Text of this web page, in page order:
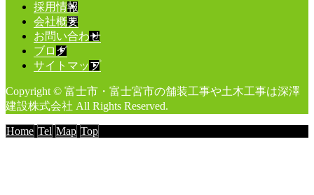
採用情報
会社概要
お問い合わせ
ブログ
サイトマップ
Copyright © 富士市・富士宮市の舗装工事や土木工事は深澤
建設株式会社 All Rights Reserved.
Home Tel Map Top